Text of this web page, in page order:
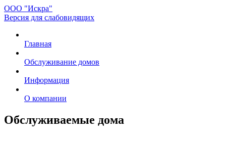
ООО "Искра"
Версия для слабовидящих
Главная
Обслуживание домов
Информация
О компании
Обслуживаемые дома